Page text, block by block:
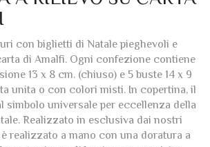
A RILIEVO SU CARTA
con biglietti di Natale pieghevoli e
di Amalfi. Ogni confezione contiene
13 x 8 cm. (chiuso) e 5 buste 14 x 9
unita o con colori misti. In copertina, il
simbolo universale per eccellenza della
Realizzato in esclusiva dai nostri